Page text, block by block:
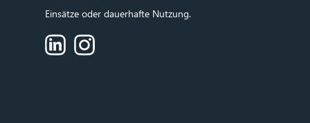
Einsätze oder dauerhafte Nutzung.